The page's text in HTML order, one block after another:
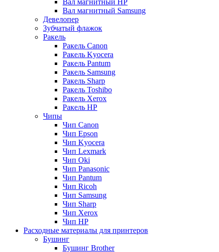
Вал магнитный HP
Вал магнитный Samsung
Девелопер
Зубчатый флажок
Ракель
Ракель Canon
Ракель Kyocera
Ракель Pantum
Ракель Samsung
Ракель Sharp
Ракель Toshibo
Ракель Xerox
Ракель НР
Чипы
Чип Canon
Чип Epson
Чип Kyocera
Чип Lexmark
Чип Oki
Чип Panasonic
Чип Pantum
Чип Ricoh
Чип Samsung
Чип Sharp
Чип Xerox
Чип НР
Расходные материалы для принтеров
Бушинг
Бушинг Brother